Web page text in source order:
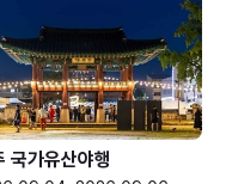
국가유산야행